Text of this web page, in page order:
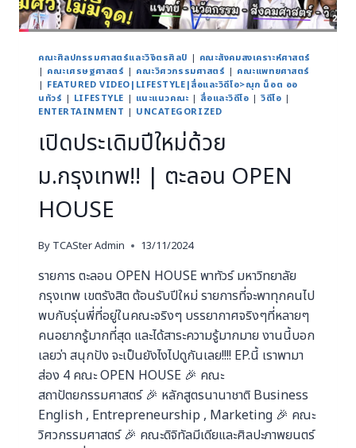
คณะศิลปกรรมศาสตร์และวิจิตรศิลป์ | คณะสังคมสงเคราะห์ศาสตร์
| คณะเศรษฐศาสตร์ | คณะวิศวกรรมศาสตร์ | คณะแพทยศาสตร์
| FEATURED VIDEO|LIFESTYLE|สื่อและวิดีโอ>ณุก น็อต ออ
นทัวร์ | LIFESTYLE | แนะแนวคณะ |สื่อและวิดีโอ |วิดีโอ |
ENTERTAINMENT | UNCATEGORIZED
เปิดประเดิมปีใหม่ด้วย
ม.กรุงเทพ!! | ตะลอน OPEN
HOUSE
By TCASter Admin 13/11/2024
รายการ ตะลอน OPEN HOUSE พาทัวร์ มหาวิทยาลัย
กรุงเทพ เขตรังสิต ต้อนรับปีใหม่ รายการที่จะพาทุกคนไป
พบกับรุ่นพี่ที่อยู่ในคณะจริงๆ บรรยากาศจริงๆที่หลายๆ
คนอยากรู้มากที่สุด และได้สาระความรู้มากมาย งานนี้บอก
เลยว่า สนุกปัง จะเป็นยังไงไปดูกันเลย!!!! EP.นี้ เราพามา
ส่อง 4 คณะ OPEN HOUSE 🎉 คณะ
สถาปัตยกรรมศาสตร์ 🎉 หลักสูตรนานาชาติ Business
English , Entrepreneurship , Marketing 🎉 คณะ
วิศวกรรมศาสตร์ 🎉 คณะดิจิทัลมีเดียและศิลปะภาพยนตร์